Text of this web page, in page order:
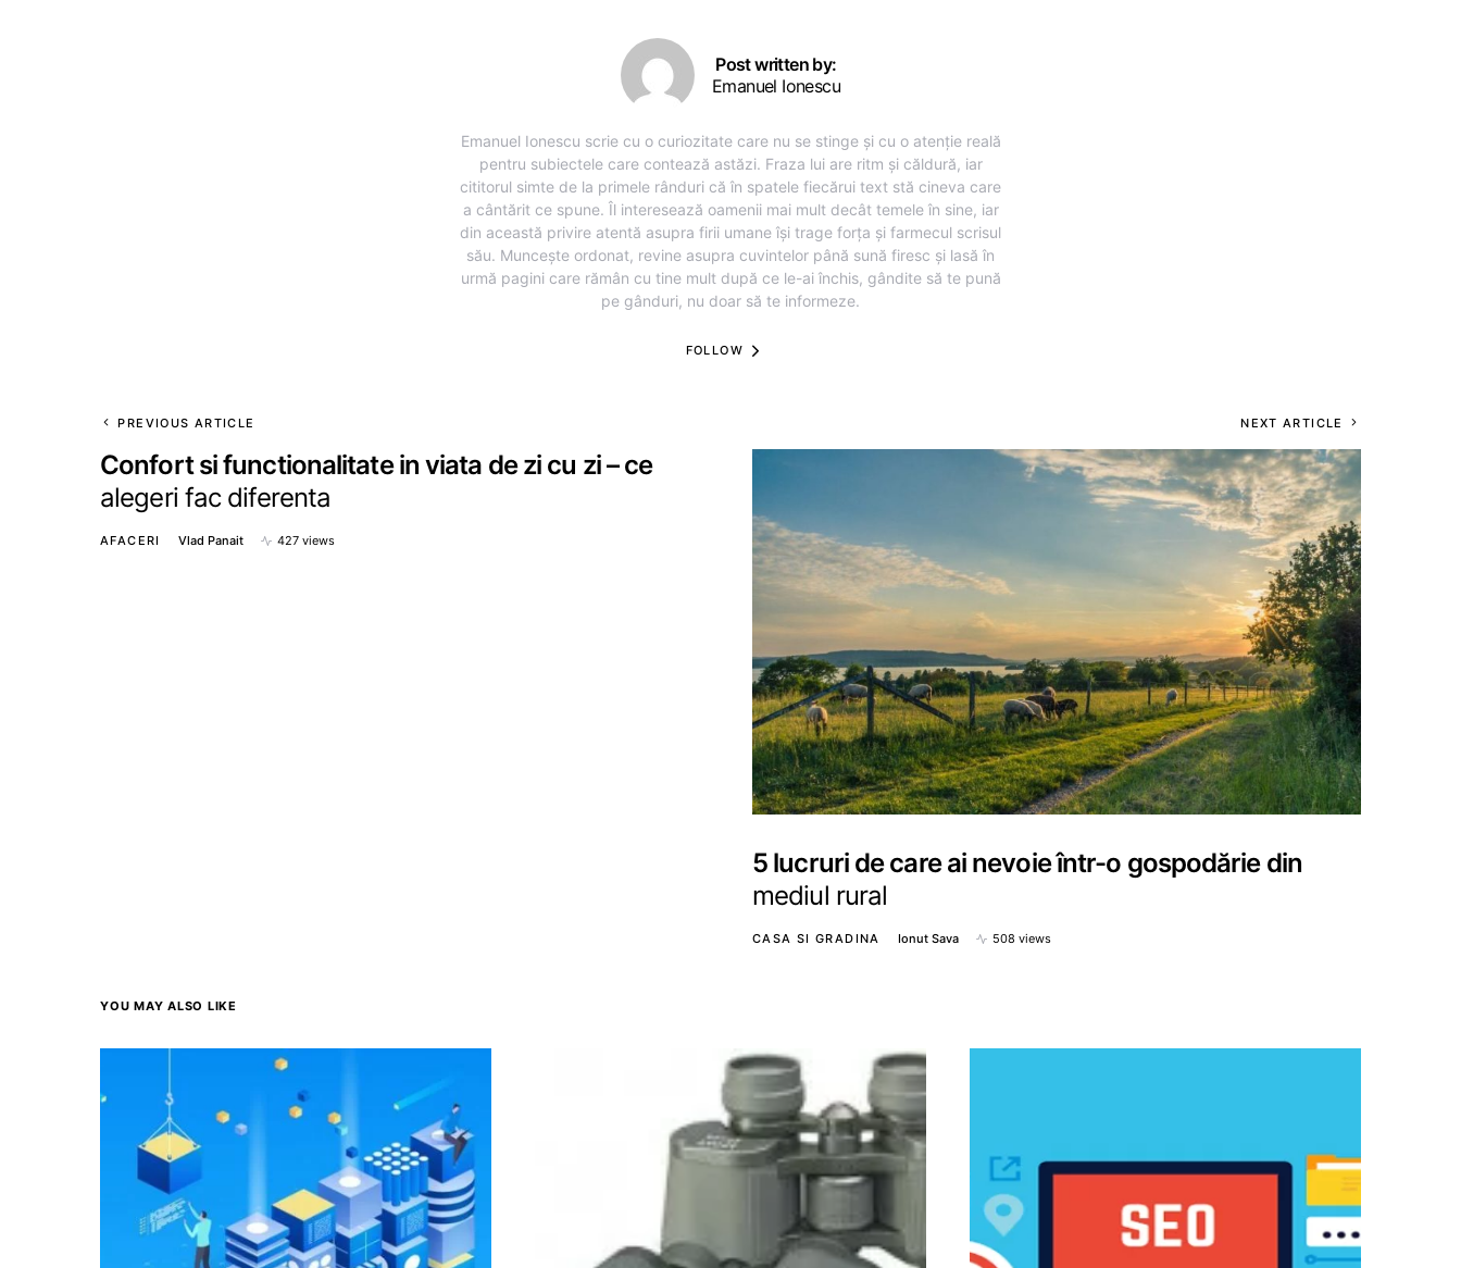
Post written by:
Emanuel Ionescu
Emanuel Ionescu scrie cu o curiozitate care nu se stinge și cu o atenție reală
pentru subiectele care contează astăzi. Fraza lui are ritm și căldură, iar
cititorul simte de la primele rânduri că în spatele fiecărui text stă cineva care
a cântărit ce spune. Îl interesează oamenii mai mult decât temele în sine, iar
din această privire atentă asupra firii umane își trage forța și farmecul scrisul
său. Muncește ordonat, revine asupra cuvintelor până sună firesc și lasă în
urmă pagini care rămân cu tine mult după ce le-ai închis, gândite să te pună
pe gânduri, nu doar să te informeze.
FOLLOW
PREVIOUS ARTICLE
Confort si functionalitate in viata de zi cu zi – ce
alegeri fac diferenta
AFACERI Vlad Panait 427 views
NEXT ARTICLE
5 lucruri de care ai nevoie într-o gospodărie din
mediul rural
CASA SI GRADINA Ionut Sava 508 views
YOU MAY ALSO LIKE